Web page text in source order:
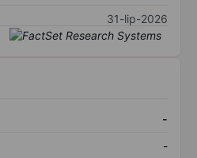
31-lip-2026
-
-